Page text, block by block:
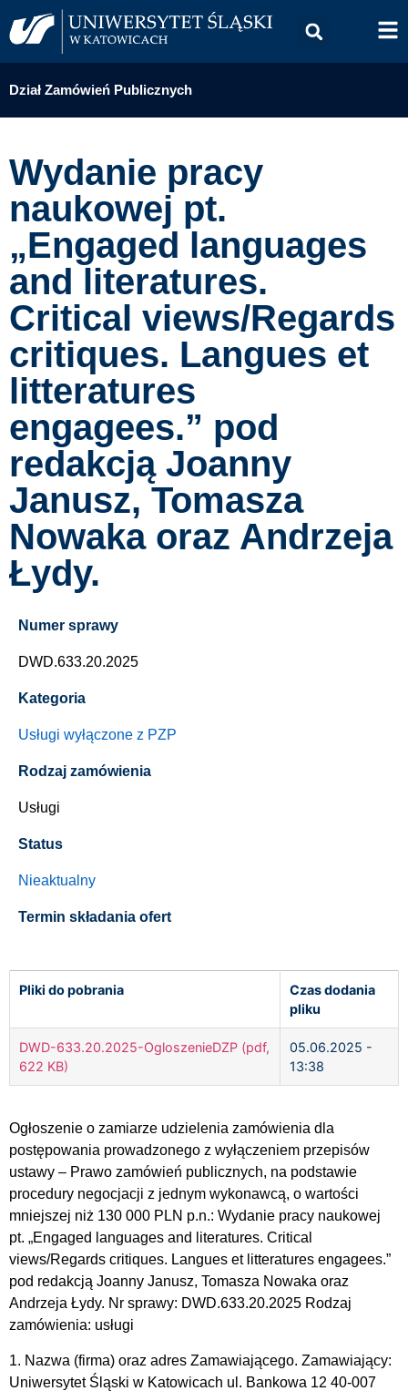
Dział Zamówień Publicznych
Wydanie pracy
naukowej pt.
„Engaged languages
and literatures.
Critical views/Regards
critiques. Langues et
litteratures
engagees.” pod
redakcją Joanny
Janusz, Tomasza
Nowaka oraz Andrzeja
Łydy.
Numer sprawy
DWD.633.20.2025
Kategoria
Usługi wyłączone z PZP
Rodzaj zamówienia
Usługi
Status
Nieaktualny
Termin składania ofert
Pliki do pobrania
Czas dodania
pliku
DWD-633.20.2025-OgloszenieDZP (pdf,
622 KB)
05.06.2025 -
13:38
Ogłoszenie o zamiarze udzielenia zamówienia dla
postępowania prowadzonego z wyłączeniem przepisów
ustawy – Prawo zamówień publicznych, na podstawie
procedury negocjacji z jednym wykonawcą, o wartości
mniejszej niż 130 000 PLN p.n.: Wydanie pracy naukowej
pt. „Engaged languages and literatures. Critical
views/Regards critiques. Langues et litteratures engagees.”
pod redakcją Joanny Janusz, Tomasza Nowaka oraz
Andrzeja Łydy. Nr sprawy: DWD.633.20.2025 Rodzaj
zamówienia: usługi
1. Nazwa (firma) oraz adres Zamawiającego. Zamawiający:
Uniwersytet Śląski w Katowicach ul. Bankowa 12 40-007